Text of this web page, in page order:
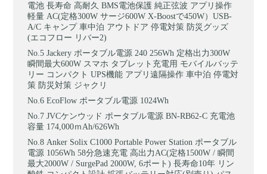
電池 長寿命 高耐久 BMS電池保護 純正弦波 アプリ操作
軽量 AC(定格300W サージ600W X-Boostで450W）USB-
A/C キャンプ 車中泊 アウトドア 停電対策 防災グッズ
(エコフロー リバー2)
Jackery ポータブル電源 240 256Wh 定格出力300W
瞬間最大600W スマホ タブレット充電用 モバイルバッテ
リー コンパクト UPS機能 アプリ遠隔操作 車中泊 停電対
策 防災対策 ジャクリ
EcoFlow ポータブル電源 1024Wh
JVCケンウッド ポータブル電源 BN-RB62-C 充電池
容量 174,000ｍAh/626Wh
Anker Solix C1000 Portable Power Station ポータブル
電源 1056Wh 58分急速充電 高出力AC(定格1500W / 瞬間
最大2000W / SurgePad 2000W, 6ポート) 長寿命10年 リン